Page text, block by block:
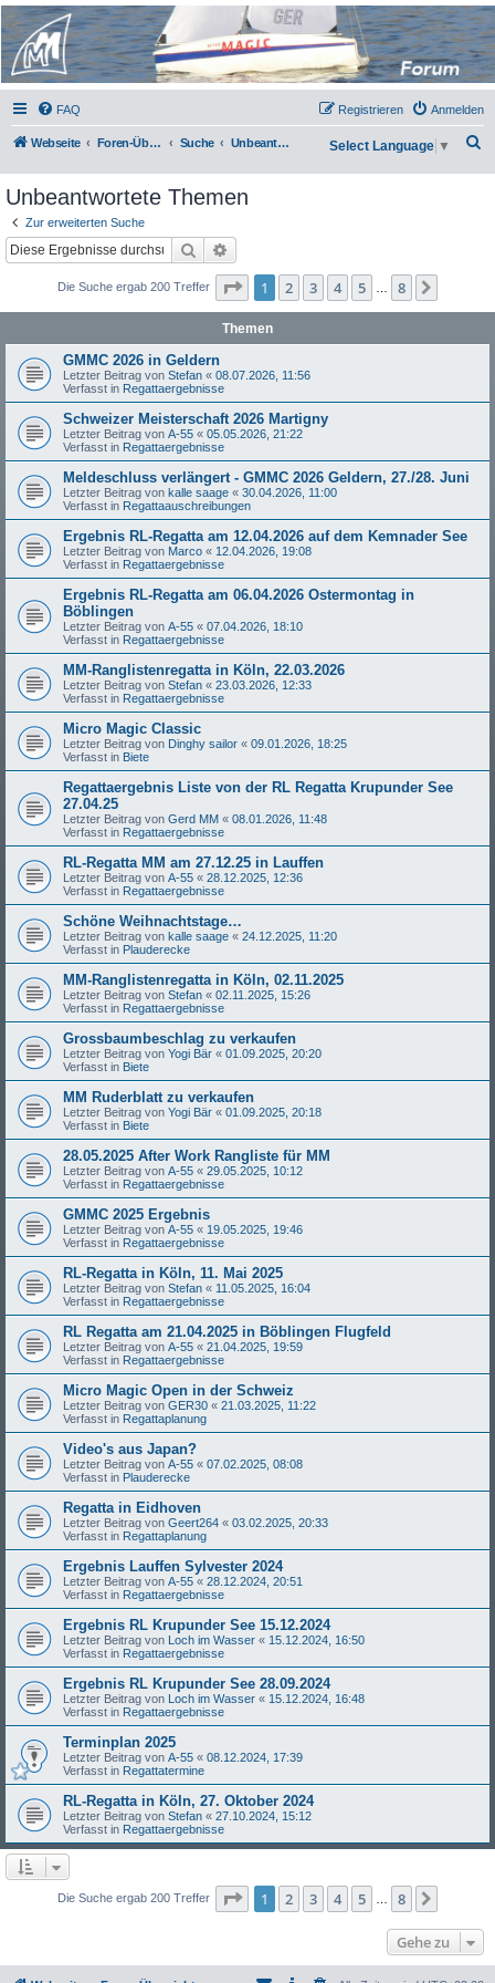
Micro Magic Forum
Deutschland
FAQ Anmelden
Registrieren
Webseite Foren-Übersicht Suche Unbeantwortete Themen Select Language ▼
Unbeantwortete Themen
Zur erweiterten Suche
Suche
Die Suche ergab 200 Treffer Seite 1von
1 2 3 4 5 8
Themen
GMMC 2026 in Geldern
Letzter Beitrag von Stefan « 08.07.2026, 11:56
Verfasst in Regattaergebnisse
Schweizer Meisterschaft 2026 Martigny
Letzter Beitrag von A-55 « 05.05.2026, 21:22
Verfasst in Regattaergebnisse
Meldeschluss verlängert - GMMC 2026 Geldern, 27./28. Juni
Letzter Beitrag von kalle saage « 30.04.2026, 11:00
Verfasst in Regattaauschreibungen
Ergebnis RL-Regatta am 12.04.2026 auf dem Kemnader See
Letzter Beitrag von Marco « 12.04.2026, 19:08
Verfasst in Regattaergebnisse
Ergebnis RL-Regatta am 06.04.2026 Ostermontag in
Böblingen
Letzter Beitrag von A-55 « 07.04.2026, 18:10
Verfasst in Regattaergebnisse
MM-Ranglistenregatta in Köln, 22.03.2026
Letzter Beitrag von Stefan « 23.03.2026, 12:33
Verfasst in Regattaergebnisse
Micro Magic Classic
Letzter Beitrag von Dinghy sailor « 09.01.2026, 18:25
Verfasst in Biete
Regattaergebnis Liste von der RL Regatta Krupunder See
27.04.25
Letzter Beitrag von Gerd MM « 08.01.2026, 11:48
Verfasst in Regattaergebnisse
RL-Regatta MM am 27.12.25 in Lauffen
Letzter Beitrag von A-55 « 28.12.2025, 12:36
Verfasst in Regattaergebnisse
Schöne Weihnachtstage…
Letzter Beitrag von kalle saage « 24.12.2025, 11:20
Verfasst in Plauderecke
MM-Ranglistenregatta in Köln, 02.11.2025
Letzter Beitrag von Stefan « 02.11.2025, 15:26
Verfasst in Regattaergebnisse
Grossbaumbeschlag zu verkaufen
Letzter Beitrag von Yogi Bär « 01.09.2025, 20:20
Verfasst in Biete
MM Ruderblatt zu verkaufen
Letzter Beitrag von Yogi Bär « 01.09.2025, 20:18
Verfasst in Biete
28.05.2025 After Work Rangliste für MM
Letzter Beitrag von A-55 « 29.05.2025, 10:12
Verfasst in Regattaergebnisse
GMMC 2025 Ergebnis
Letzter Beitrag von A-55 « 19.05.2025, 19:46
Verfasst in Regattaergebnisse
RL-Regatta in Köln, 11. Mai 2025
Letzter Beitrag von Stefan « 11.05.2025, 16:04
Verfasst in Regattaergebnisse
RL Regatta am 21.04.2025 in Böblingen Flugfeld
Letzter Beitrag von A-55 « 21.04.2025, 19:59
Verfasst in Regattaergebnisse
Micro Magic Open in der Schweiz
Letzter Beitrag von GER30 « 21.03.2025, 11:22
Verfasst in Regattaplanung
Video's aus Japan?
Letzter Beitrag von A-55 « 07.02.2025, 08:08
Verfasst in Plauderecke
Regatta in Eidhoven
Letzter Beitrag von Geert264 « 03.02.2025, 20:33
Verfasst in Regattaplanung
Ergebnis Lauffen Sylvester 2024
Letzter Beitrag von A-55 « 28.12.2024, 20:51
Verfasst in Regattaergebnisse
Ergebnis RL Krupunder See 15.12.2024
Letzter Beitrag von Loch im Wasser « 15.12.2024, 16:50
Verfasst in Regattaergebnisse
Ergebnis RL Krupunder See 28.09.2024
Letzter Beitrag von Loch im Wasser « 15.12.2024, 16:48
Verfasst in Regattaergebnisse
Terminplan 2025
Letzter Beitrag von A-55 « 08.12.2024, 17:39
Verfasst in Regattatermine
RL-Regatta in Köln, 27. Oktober 2024
Letzter Beitrag von Stefan « 27.10.2024, 15:12
Verfasst in Regattaergebnisse
Die Suche ergab 200 Treffer Seite 1von
1 2 3 4 5 8
Gehe zu